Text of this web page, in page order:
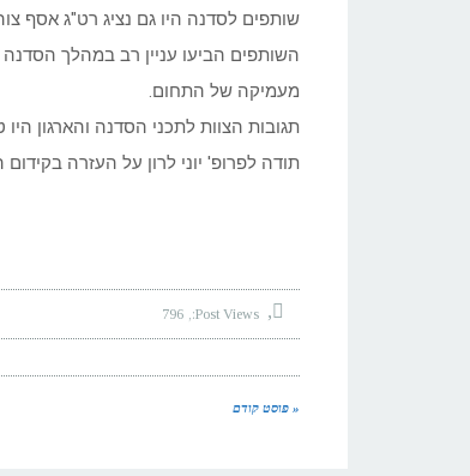
שותפים לסדנה היו גם נציג רט"ג אסף
השותפים הביעו עניין רב במהלך
מעמיקה של התחום.
תגובות הצוות לתכני הסדנה והארגון היו
תודה לפרופ' יוני לרון על העזרה
Post Views:
796
« פוסט קודם